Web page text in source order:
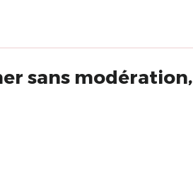
sans modération,